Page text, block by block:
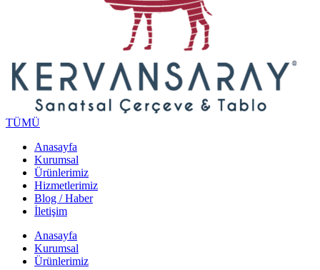
TÜMÜ
Anasayfa
Kurumsal
Ürünlerimiz
Hizmetlerimiz
Blog / Haber
İletişim
Anasayfa
Kurumsal
Ürünlerimiz